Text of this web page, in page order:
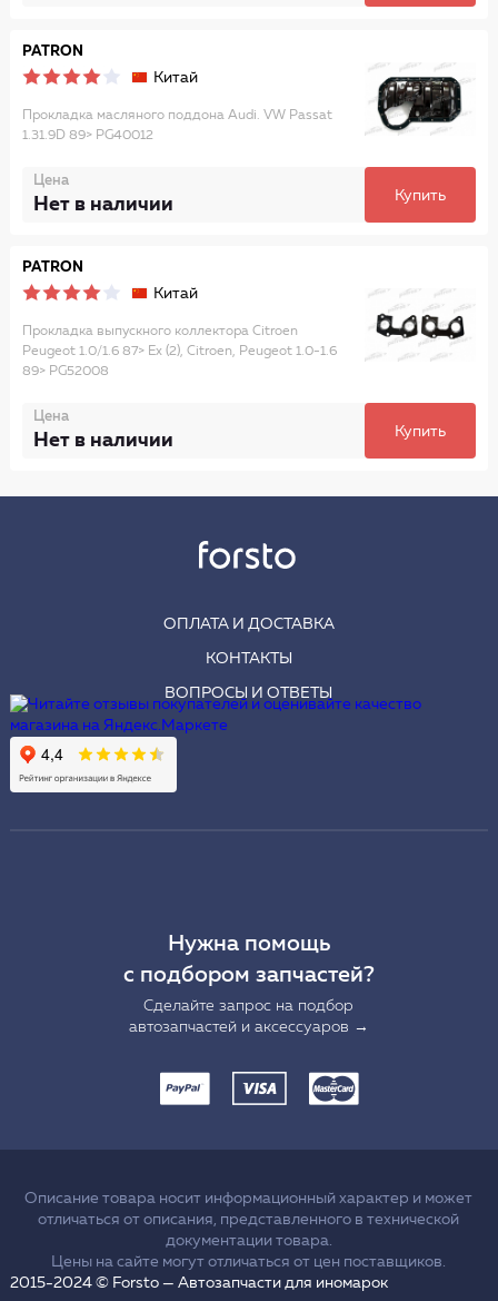
PATRON
Китай
Прокладка масляного поддона Audi. VW Passat
1.31.9D 89> PG40012
Цена
Нет в наличии Купить
PATRON
Китай
Прокладка выпускного коллектора Citroen
Peugeot 1.0/1.6 87> Ex (2), Citroen, Peugeot 1.0-1.6
89> PG52008
Цена
Нет в наличии Купить
ОПЛАТА И ДОСТАВКА
КОНТАКТЫ
ВОПРОСЫ И ОТВЕТЫ
Нужна помощь
с подбором запчастей?
Сделайте запрос на подбор
автозапчастей и аксессуаров →
Описание товара носит информационный характер и может
отличаться от описания, представленного в технической
документации товара.
Цены на сайте могут отличаться от цен поставщиков.
2015-2024 © Forsto — Автозапчасти для иномарок